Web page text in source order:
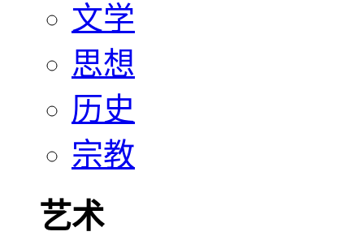
文学
思想
历史
宗教
艺术